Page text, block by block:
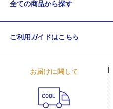
全ての商品から探す
ご利用ガイドはこちら
お届けに関して